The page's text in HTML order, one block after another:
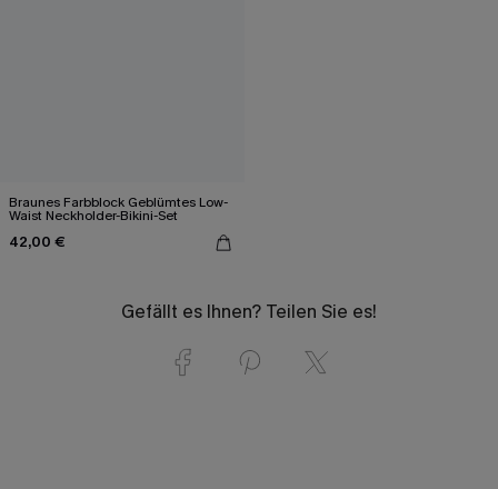
Braunes Farbblock Geblümtes Low-
Waist Neckholder-Bikini-Set
42,00 €
Gefällt es Ihnen? Teilen Sie es!